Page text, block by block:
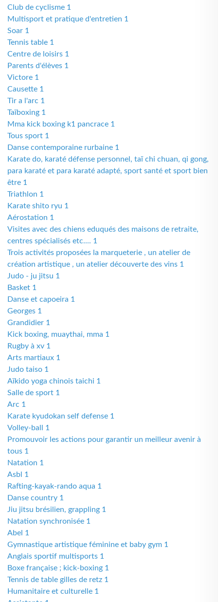
Club de cyclisme 1
Multisport et pratique d'entretien 1
Soar 1
Tennis table 1
Centre de loisirs 1
Parents d'élèves 1
Victore 1
Causette 1
Tir a l'arc 1
Taïboxing 1
Mma kick boxing k1 pancrace 1
Tous sport 1
Danse contemporaine rurbaine 1
Karate do, karaté défense personnel, taï chi chuan, qi gong,
para karaté et para karaté adapté, sport santé et sport bien
être 1
Triathlon 1
Karate shito ryu 1
Aérostation 1
Visites avec des chiens eduqués des maisons de retraite,
centres spécialisés etc.... 1
Trois activités proposées la marqueterie , un atelier de
création artistique , un atelier découverte des vins 1
Judo - ju jitsu 1
Basket 1
Danse et capoeira 1
Georges 1
Grandidier 1
Kick boxing, muaythai, mma 1
Rugby à xv 1
Arts martiaux 1
Judo taiso 1
Aïkido yoga chinois taichi 1
Salle de sport 1
Arc 1
Karate kyudokan self defense 1
Volley-ball 1
Promouvoir les actions pour garantir un meilleur avenir à
tous 1
Natation 1
Asbl 1
Rafting-kayak-rando aqua 1
Danse country 1
Jiu jitsu brésilien, grappling 1
Natation synchronisée 1
Abel 1
Gymnastique artistique féminine et baby gym 1
Anglais sportif multisports 1
Boxe française ; kick-boxing 1
Tennis de table gilles de retz 1
Humanitaire et culturelle 1